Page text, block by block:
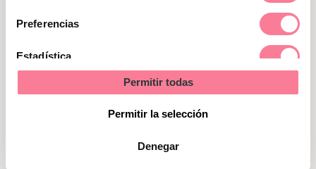
Preferencias
Estadística
Permitir todas
Permitir la selección
Denegar
Recuerda que la piel del bebé es
extremadamente delicada: antes de los 6
meses no conviene aplicarle protectores
solares y se desaconseja la exposición
A partir de ese momento sí
con un factor alto y resistente al agua y al